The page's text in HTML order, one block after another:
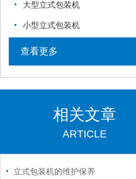
大型立式包装机
小型立式包装机
查看更多
相关文章
ARTICLE
立式包装机的维护保养